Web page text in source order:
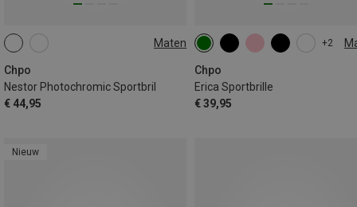
Maten
Chpo
Nestor Photochromic Sportbril
€ 44,95
L
+2
Chpo
Erica Sportbrille
€ 39,95
L
Nieuw